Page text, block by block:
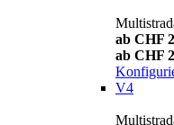
ab CHF
ab CHF
V4